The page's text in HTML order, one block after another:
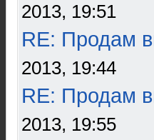
2013, 19:51
RE: Продам
2013, 19:44
RE: Продам
2013, 19:55